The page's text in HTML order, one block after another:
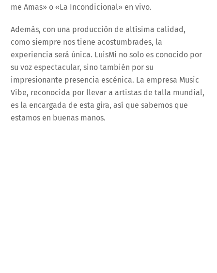
me Amas» o «La Incondicional» en vivo.
Además, con una producción de altísima calidad,
como siempre nos tiene acostumbrades, la
experiencia será única. LuisMi no solo es conocido por
su voz espectacular, sino también por su
impresionante presencia escénica. La empresa Music
Vibe, reconocida por llevar a artistas de talla mundial,
es la encargada de esta gira, así que sabemos que
estamos en buenas manos.